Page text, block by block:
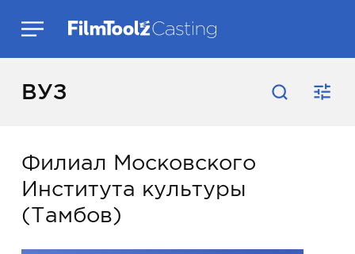
ВУЗ
Филиал Московского
Института культуры
(Тамбов)